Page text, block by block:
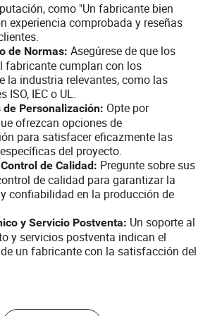
como "Un fabricante bien
experiencia comprobada y reseñas
de Normas: Asegúrese de que los
fabricante cumplan con los
la industria relevantes, como las
ISO, IEC o UL.
de Personalización: Opte por
ofrezcan opciones de
para satisfacer eficazmente las
del proyecto.
de Calidad: Pregunte sobre sus
de calidad para garantizar la
confiabilidad en la producción de
y Servicio Postventa: Un soporte al
y servicios postventa indican el
un fabricante con la satisfacción del